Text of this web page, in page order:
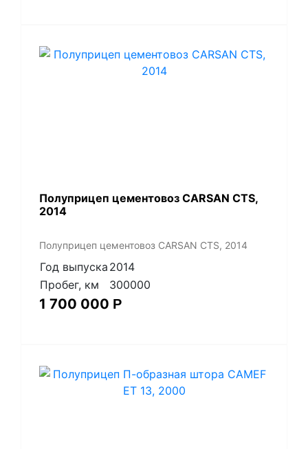
Полуприцеп цементовоз СARSАN CТS,
2014
Полуприцеп цементовоз СARSАN CТS, 2014
Год выпуска 2014
Пробег, км
300000
1 700 000 Р